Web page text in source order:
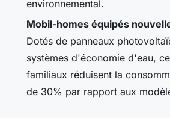
environnemental.
Mobil-homes équipés
Dotés de panneaux
systèmes d'économie d'eau,
familiaux réduisent la
de 30% par rapport aux